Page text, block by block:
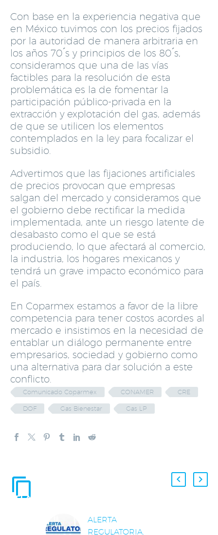
Con base en la experiencia negativa que
en México tuvimos con los precios fijados
por la autoridad de manera arbitraria en
los años 70 ́s y principios de los 80 ́s,
consideramos que una de las vías
factibles para la resolución de esta
problemática es la de fomentar la
participación público-privada en la
extracción y explotación del gas, además
de que se utilicen los elementos
contemplados en la ley para focalizar el
subsidio.
Advertimos que las fijaciones artificiales
de precios provocan que empresas
salgan del mercado y consideramos que
el gobierno debe rectificar la medida
implementada, ante un riesgo latente de
desabasto como el que se está
produciendo, lo que afectará al comercio,
la industria, los hogares mexicanos y
tendrá un grave impacto económico para
el país.
En Coparmex estamos a favor de la libre
competencia para tener costos acordes al
mercado e insistimos en la necesidad de
entablar un diálogo permanente entre
empresarios, sociedad y gobierno como
una alternativa para dar solución a este
conflicto.
Comunicado Coparmex CONAMER CRE
DOF Gas Bienestar Gas LP
RELACIONADAS
ALERTA
REGULATORIA.